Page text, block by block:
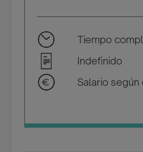
Tiempo
Indefinido
Salario